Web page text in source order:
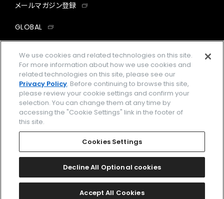
メールマガジン登録
GLOBAL
facebookinstagramtwitter
企業情報 ご利用規約
プライバシーポリシー Cookies Settings
Amazon PayはAmazon.com, Inc.またはその関連会社の商標です。
2026 CITIZEN WATCH CO., LTD.
We use cookies and related technologies on this site.
For more information about how we use cookies and
related technologies on this site, please see our
Privacy Policy. Before continuing to browse this site,
please review your cookie settings and confirm your
selection. You can change them at any time by
accessing the "Cookie Settings" link in the footer of
this site.
Cookies Settings
Decline All Optional cookies
Accept All Cookies